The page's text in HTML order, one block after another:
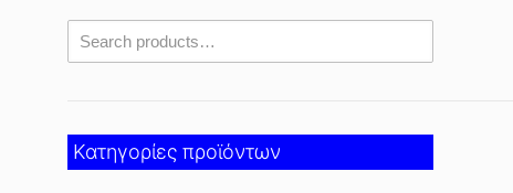
Κατηγορίες προϊόντων